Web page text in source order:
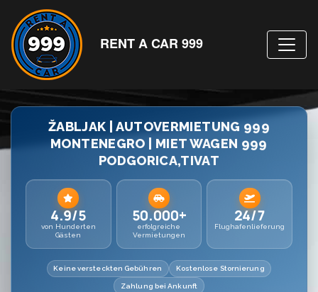
RENT A CAR 999
ŽABLJAK | AUTOVERMIETUNG 999
MONTENEGRO | MIET WAGEN 999
PODGORICA,TIVAT
4.9/5
von Hunderten
Gästen
50.000+
erfolgreiche
Vermietungen
24/7
Flughafenlieferung
Keine versteckten Gebühren Kostenlose Stornierung
Zahlung bei Ankunft